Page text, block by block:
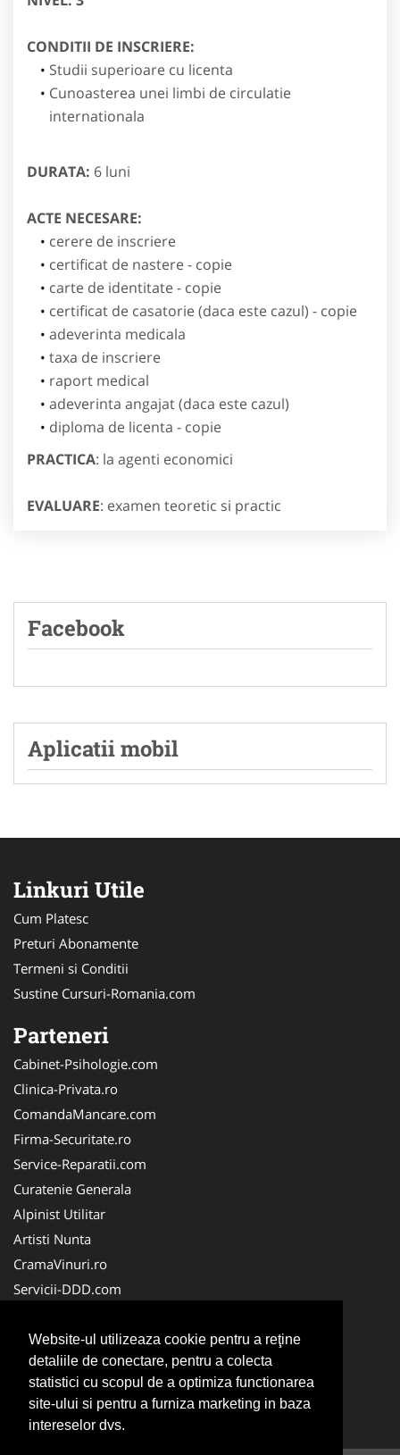
Website-ul utilizeaza cookie pentru a reţine
detaliile de conectare, pentru a colecta
statistici cu scopul de a optimiza functionarea
site-ului si pentru a furniza marketing in baza
intereselor dvs.
CONDITII DE INSCRIERE:
Studii superioare cu licenta
Cunoasterea unei limbi de circulatie
internationala
DURATA: 6 luni
ACTE NECESARE:
cerere de inscriere
certificat de nastere - copie
carte de identitate - copie
certificat de casatorie (daca este cazul) - copie
adeverinta medicala
taxa de inscriere
raport medical
adeverinta angajat (daca este cazul)
diploma de licenta - copie
PRACTICA: la agenti economici
EVALUARE: examen teoretic si practic
Facebook
Aplicatii mobil
Linkuri Utile
Cum Platesc
Preturi Abonamente
Termeni si Conditii
Sustine Cursuri-Romania.com
Parteneri
Cabinet-Psihologie.com
Clinica-Privata.ro
ComandaMancare.com
Firma-Securitate.ro
Service-Reparatii.com
Curatenie Generala
Alpinist Utilitar
Artisti Nunta
CramaVinuri.ro
Servicii-DDD.com
Club Copii
Club de Sport
Centre Plasament
NonStopDeschis.ro